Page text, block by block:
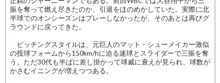
振を奪って燃え尽きたのか、引退をほのめかしていた。実際に北
半球でのオンシーズンはプレーしなかったが、そのあとは再びグ
ラウンドに戻ってきた。
ピッチングスタイルは、元巨人のマット・シューメイカー激似
の投球フォームから150km/hに迫る速球とスライダーで三振を奪
う。ただ30代も半ばに差し掛かって球威に衰えが見られ、球数が
かさむイニングが増えつつある。